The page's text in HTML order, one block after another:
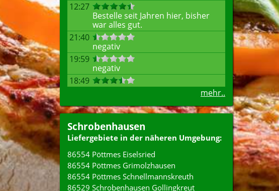
12:27
Bestelle seit Jahren hier, bisher
war alles gut.
21:40
negativ
19:59
negativ
18:49
mehr..
Schrobenhausen
Liefergebiete in der näheren Umgebung:
86554 Pöttmes Eiselsried
86554 Pöttmes Grimolzhausen
86554 Pöttmes Schnellmannskreuth
86529 Schrobenhausen Gollingkreut